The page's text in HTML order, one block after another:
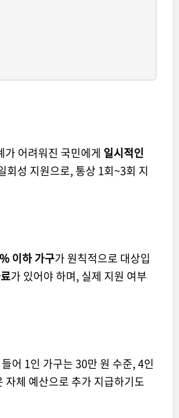
어려워진 국민에게 일시적인
회성 지원으로, 통상 1회~3회 지
이하 가구가 원칙적으로 대상입
가 있어야 하며, 실제 지원 여부
어 1인 가구는 30만 원 수준, 4인
체 예산으로 추가 지급하기도